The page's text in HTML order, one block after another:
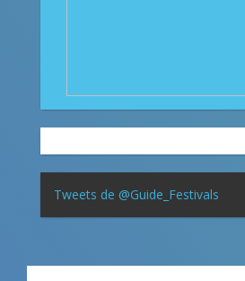
Tweets de @Guide_Festivals